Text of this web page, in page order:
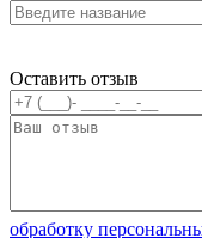
Оставить отзыв
обработку